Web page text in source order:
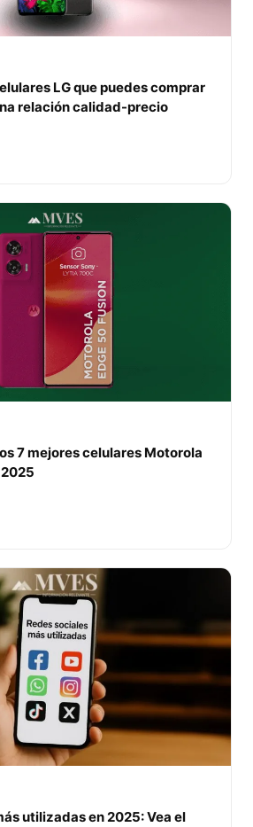
LG que puedes comprar
relación calidad-precio
7 mejores celulares Motorola
utilizadas en 2025: Vea el